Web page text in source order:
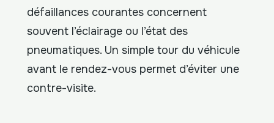
défaillances courantes concernent
souvent l’éclairage ou l’état des
pneumatiques. Un simple tour du véhicule
avant le rendez-vous permet d’éviter une
contre-visite.